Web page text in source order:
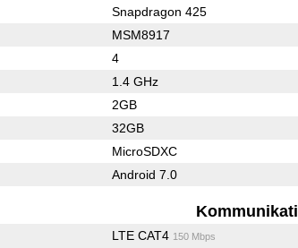
Snapdragon 425
MSM8917
4
1.4 GHz
2GB
32GB
MicroSDXC
Android 7.0
LTE CAT4 150 Mbps